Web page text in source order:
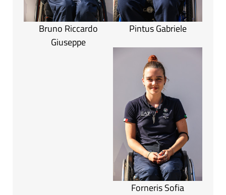
Bruno Riccardo
Giuseppe
Pintus Gabriele
Forneris Sofia